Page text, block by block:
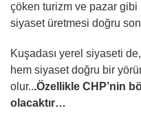
çöken turizm ve pazar
siyaset üretmesi doğru
Kuşadası yerel siyaseti
hem siyaset doğru bir
olur...Özellikle CHP’nin
olacaktır…